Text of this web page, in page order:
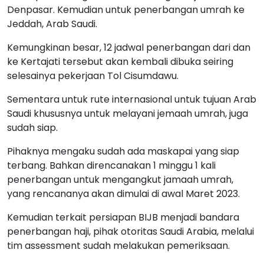
Denpasar. Kemudian untuk penerbangan umrah ke
Jeddah, Arab Saudi.
Kemungkinan besar, 12 jadwal penerbangan dari dan
ke Kertajati tersebut akan kembali dibuka seiring
selesainya pekerjaan Tol Cisumdawu.
Sementara untuk rute internasional untuk tujuan Arab
Saudi khususnya untuk melayani jemaah umrah, juga
sudah siap.
Pihaknya mengaku sudah ada maskapai yang siap
terbang. Bahkan direncanakan 1 minggu 1 kali
penerbangan untuk mengangkut jamaah umrah,
yang rencananya akan dimulai di awal Maret 2023.
Kemudian terkait persiapan BIJB menjadi bandara
penerbangan haji, pihak otoritas Saudi Arabia, melalui
tim assessment sudah melakukan pemeriksaan.